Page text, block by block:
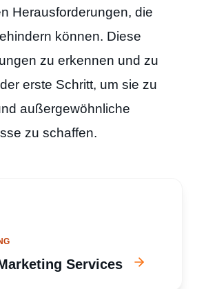
Herausforderungen, die
können. Diese
zu erkennen und zu
erste Schritt, um sie zu
außergewöhnliche
zu schaffen.
Services